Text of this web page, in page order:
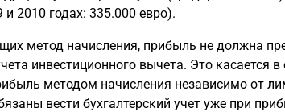
и 2010 годах: 335.000 евро).
метод начисления, прибыль не должна
инвестиционного вычета. Это касается
методом начисления независимо от
вести бухгалтерский учет уже при